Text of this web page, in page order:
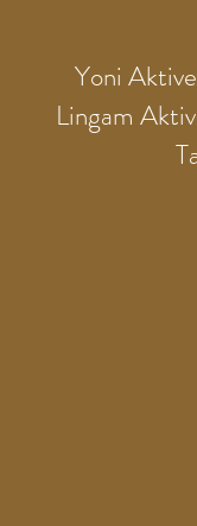
Yoni
Lingam